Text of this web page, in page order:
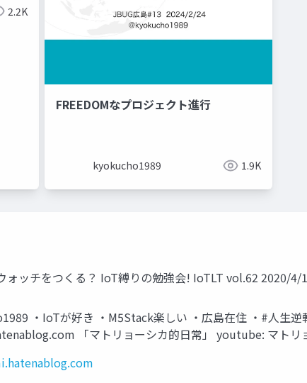
2.2K
FREEDOMなプロジェクト進行
kyokucho1989 1.9K
ォッチをつくる？ IoT縛りの勉強会! IoTLT vol.62 2020/
・IoTが好き ・M5Stack楽しい ・広島在住 ・#人生
「マトリョーシカ的日常」 youtube: マトリ